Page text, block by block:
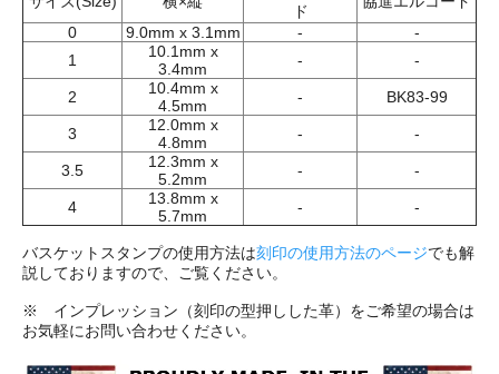
ド
0
9.0mm x 3.1mm -
-
1
10.1mm x
3.4mm
- -
2
10.4mm x
4.5mm
- BK83-99
3
12.0mm x
4.8mm
- -
3.5
12.3mm x
5.2mm
- -
4
13.8mm x
5.7mm
- -
バスケットスタンプの使用方法は刻印の使用方法のページでも解
説しておりますので、ご覧ください。
※ インプレッション（刻印の型押しした革）をご希望の場合は
お気軽にお問い合わせください。